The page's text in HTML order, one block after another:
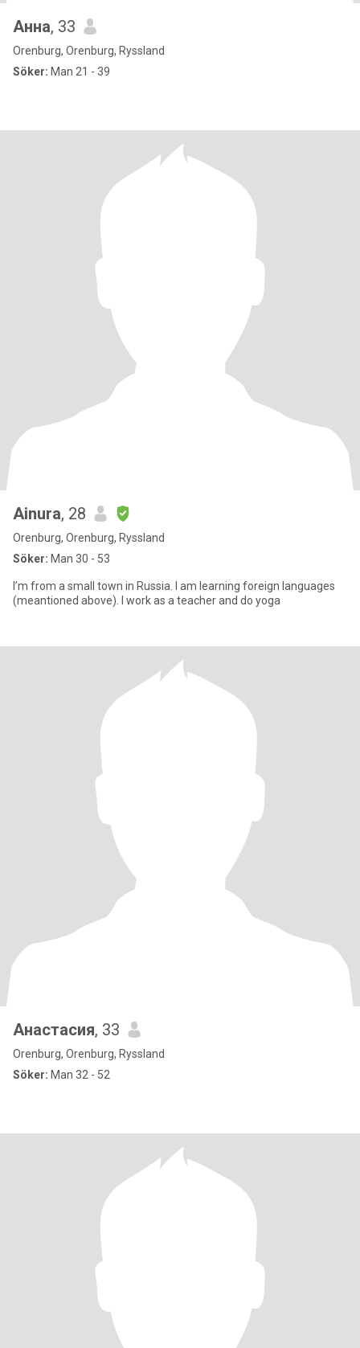
Анна, 33
Orenburg, Orenburg, Ryssland
Söker: Man 21 - 39
Ainura, 28
Orenburg, Orenburg, Ryssland
Söker: Man 30 - 53
I’m from a small town in Russia. I am learning foreign languages
(meantioned above). I work as a teacher and do yoga
Анастасия, 33
Orenburg, Orenburg, Ryssland
Söker: Man 32 - 52